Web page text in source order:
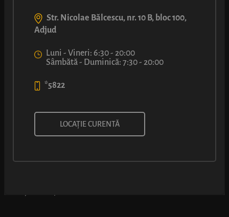
ȘTRUDEL CU UMPLUTURĂ
CREMOASĂ CU IAURT
Str. Nicolae Bălcescu, nr. 10 B, bloc 100,
Adjud
Luni - Vineri: 6:30 - 20:00
Sâmbătă - Duminică: 7:30 - 20:00
*5822
LOCAȚIE CURENTĂ